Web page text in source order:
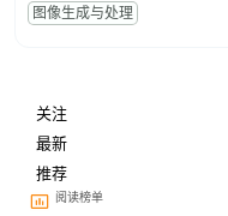
图像生成与处理
关注
最新
推荐
阅读榜单